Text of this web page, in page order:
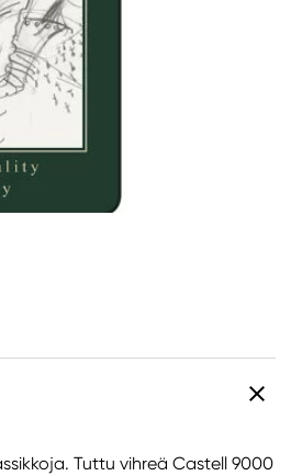
Tuttu vihreä Castell 9000